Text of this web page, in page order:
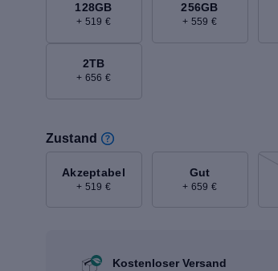
128GB
+ 519 €
256GB
+ 559 €
2TB
+ 656 €
Zustand
Akzeptabel
+ 519 €
Gut
+ 659 €
Kostenloser Versand